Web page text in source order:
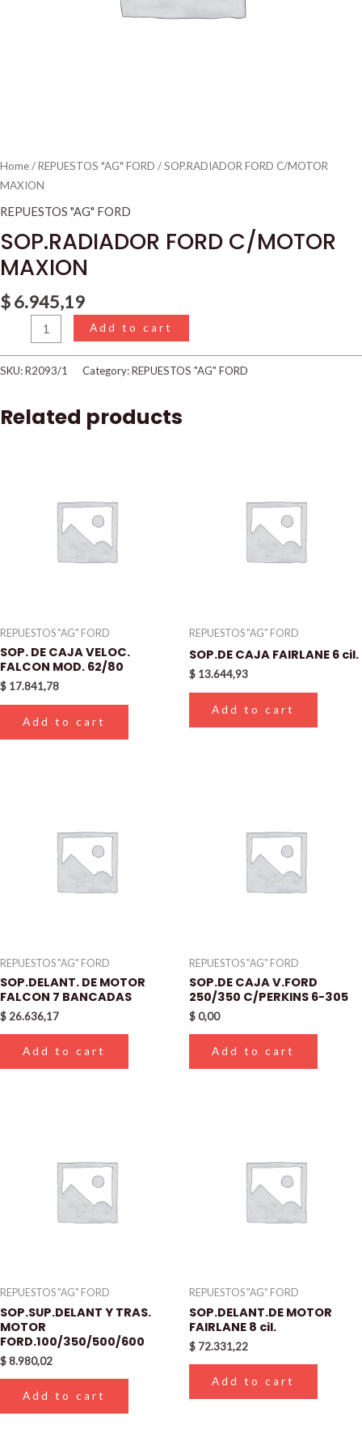
Home/REPUESTOS "AG" FORD / SOP.RADIADOR FORD C/MOTOR
MAXION
REPUESTOS "AG" FORD
SOP.RADIADOR FORD C/MOTOR
MAXION
$6.945,19
Add to cart
SKU:R2093/1 Category:REPUESTOS "AG" FORD
Related products
REPUESTOS "AG" FORD
SOP. DE CAJA VELOC.
FALCON MOD. 62/80
$ 17.841,78
Add to cart
REPUESTOS "AG" FORD
SOP.DE CAJA FAIRLANE 6 cil.
$ 13.644,93
Add to cart
REPUESTOS "AG" FORD
SOP.DELANT. DE MOTOR
FALCON 7 BANCADAS
$ 26.636,17
Add to cart
REPUESTOS "AG" FORD
SOP.DE CAJA V.FORD
250/350 C/PERKINS 6-305
$0,00
Add to cart
REPUESTOS "AG" FORD
SOP.SUP.DELANT Y TRAS.
MOTOR
FORD.100/350/500/600
$8.980,02
Add to cart
REPUESTOS "AG" FORD
SOP.DELANT.DE MOTOR
FAIRLANE 8 cil.
$ 72.331,22
Add to cart